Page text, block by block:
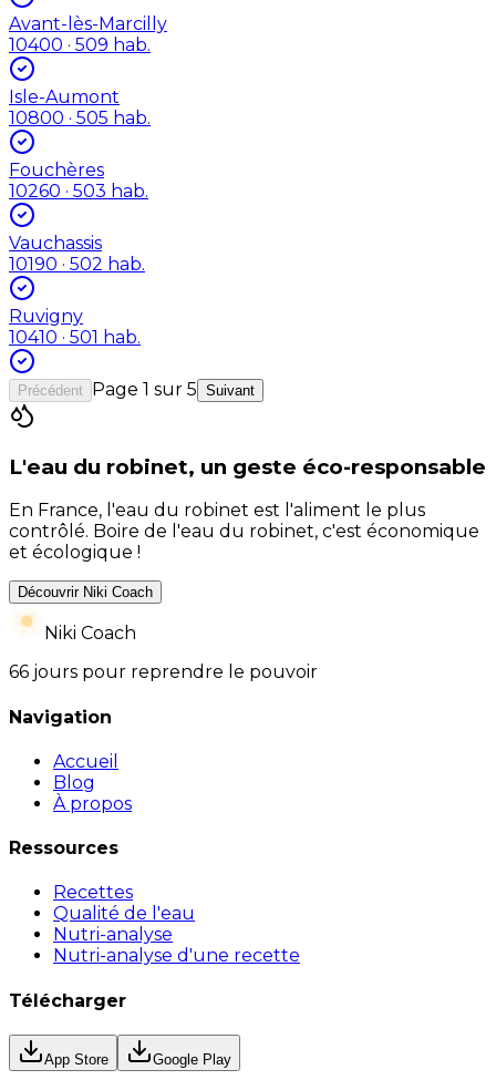
Avant-lès-Marcilly
10400 · 509 hab.
Isle-Aumont
10800 · 505 hab.
Fouchères
10260 · 503 hab.
Vauchassis
10190 · 502 hab.
Ruvigny
10410 · 501 hab.
Précédent Page 1 sur 5 Suivant
L'eau du robinet, un geste éco-responsable
En France, l'eau du robinet est l'aliment le plus
contrôlé. Boire de l'eau du robinet, c'est économique
et écologique !
Découvrir Niki Coach
Niki Coach
66 jours pour reprendre le pouvoir
Navigation
Accueil
Blog
À propos
Ressources
Recettes
Qualité de l'eau
Nutri-analyse
Nutri-analyse d'une recette
Télécharger
App Store Google Play